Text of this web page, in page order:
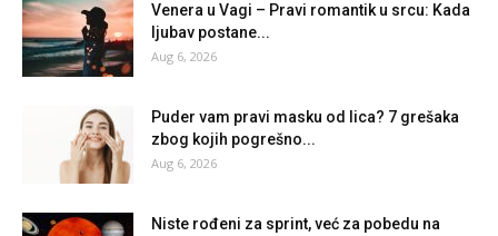
Venera u Vagi – Pravi romantik u srcu: Kada
ljubav postane...
Aug 6, 2026
Puder vam pravi masku od lica? 7 grešaka
zbog kojih pogrešno...
Aug 6, 2026
Niste rođeni za sprint, već za pobedu na